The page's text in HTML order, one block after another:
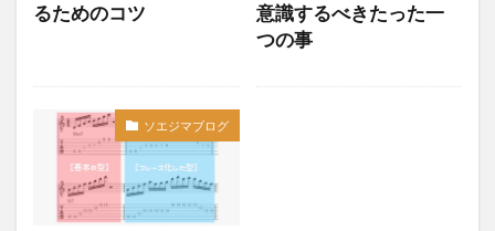
るためのコツ
意識するべきたった一
つの事
ソエジマブログ